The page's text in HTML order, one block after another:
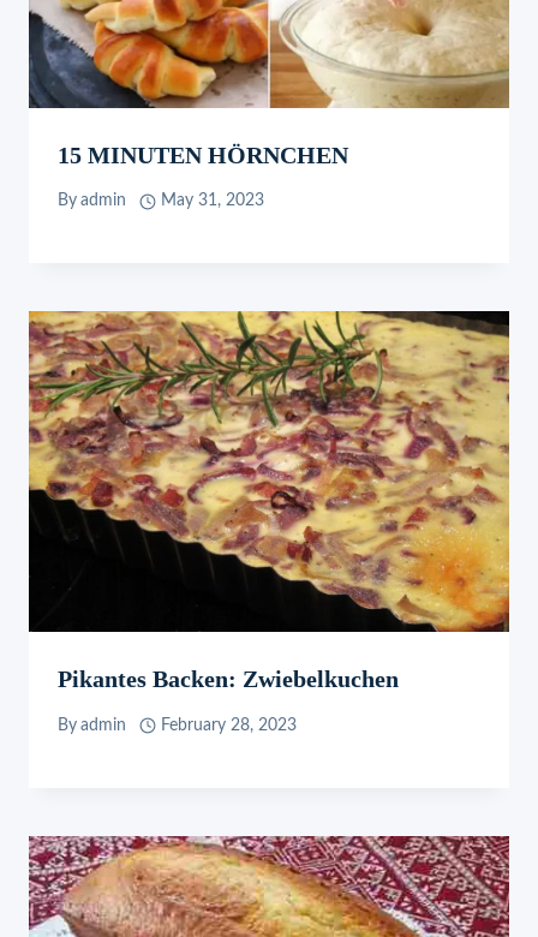
15 MINUTEN HÖRNCHEN
By admin May 31, 2023
Pikantes Backen: Zwiebelkuchen
By admin February 28, 2023